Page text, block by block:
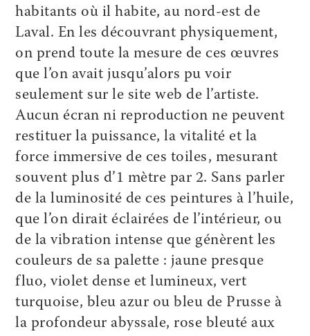
habitants où il habite, au nord-est de
Laval. En les découvrant physiquement,
on prend toute la mesure de ces œuvres
que l’on avait jusqu’alors pu voir
seulement sur le site web de l’artiste.
Aucun écran ni reproduction ne peuvent
restituer la puissance, la vitalité et la
force immersive de ces toiles, mesurant
souvent plus d’1 mètre par 2. Sans parler
de la luminosité de ces peintures à l’huile,
que l’on dirait éclairées de l’intérieur, ou
de la vibration intense que génèrent les
couleurs de sa palette : jaune presque
fluo, violet dense et lumineux, vert
turquoise, bleu azur ou bleu de Prusse à
la profondeur abyssale, rose bleuté aux